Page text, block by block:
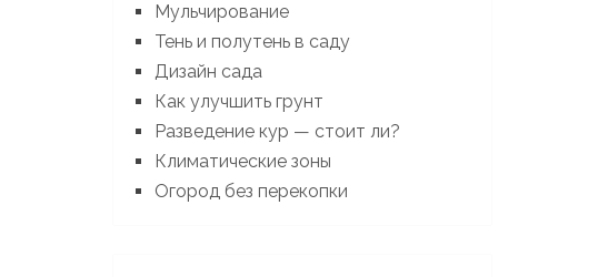
Мульчирование
Тень и полутень в саду
Дизайн сада
Как улучшить грунт
Разведение кур — стоит ли?
Климатические зоны
Огород без перекопки